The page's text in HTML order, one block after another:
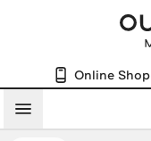
Online Shop
Menü